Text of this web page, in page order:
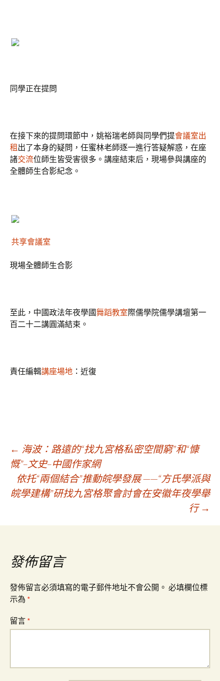
同學正在提問
在接下來的提問環節中，姚裕瑞老師與同學們提會議室出
租 出了本身的疑問，任蜜林老師逐一進行答疑解惑，在座
諸交流位師生皆受害很多。講座結束后，現場參與講座的
全體師生合影紀念。
共享會議室
現場全體師生合影
至此，中國政法年夜學國舞蹈教室際儒學院儒學講壇第一
百二十二講圓滿結束。
責任編輯講座場地 ：近復
文
章
導
覽
← 海波：路遠的“找九宮格私密空間窮”和“慷
慨”–文史–中國作家網
依托“兩個結合”推動皖學發展 ——“方氏學派與
皖學建構”研找九宮格聚會討會在安徽年夜學舉
行 →
發佈留言
發佈留言必須填寫的電子郵件地址不會公開。 必填欄位標
示為 *
留言 *